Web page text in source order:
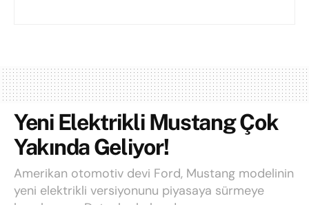
Yeni Elektrikli Mustang Çok
Yakında Geliyor!
Amerikan otomotiv devi Ford, Mustang modelinin
yeni elektrikli versiyonunu piyasaya sürmeye